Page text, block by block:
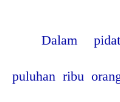
Dalam
puluhan ribu